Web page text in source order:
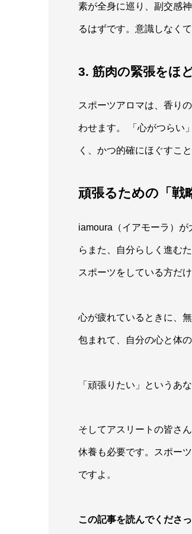
素が全身に巡り、副交感
るはずです。意識しなく
3. 筋肉の緊張をほ
スポーツアロマは、香り
わせます。 「心がつらい
く、かつ的確にほぐすこ
頑張るための「戦
iamoura（イアモーラ）
らまた、自分らしく進む
スポーツをしている方だ
心が疲れているときに、
包まれて、自分の心と体
「頑張りたい」というあ
そしてアスリートの皆さ
休養も必要です。スポー
ですよ。
この記事を読んでくださ